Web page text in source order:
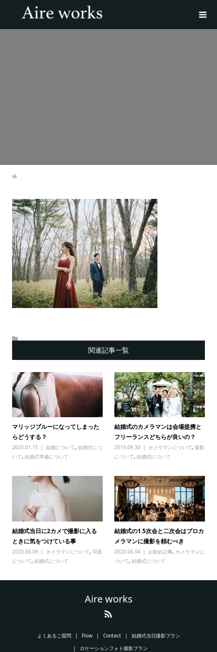
関連記事一覧
マリッジブルーになってしまった
らどうする？
2020.01.15 結婚について, 結婚式につ
いて, 結婚式準備について
結婚式のカメラマンは会場提携と
フリーランスどちらが良いの？
2019.09.30 カメラマンについて,撮影
について,結婚式について
結婚式当日に2カメで撮影に入る
ときに気をつけている事
2020.08.09 カメラマンについて, 写真
について, 結婚式について
結婚式の1.5次会と二次会はプロカ
メラマンに撮影を頼むべき
2020.06.04 お勧め記事, カメラマンに
ついて,結婚式について
Aire works
よくあるご質問 Flow Contact
結婚式当日撮影プラン
ロケーションフォト撮影プラン